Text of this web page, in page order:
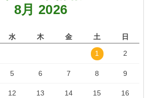
8月 2026
水 木 金 土 日
1 2
5 6 7 8 9
12 13 14 15 16